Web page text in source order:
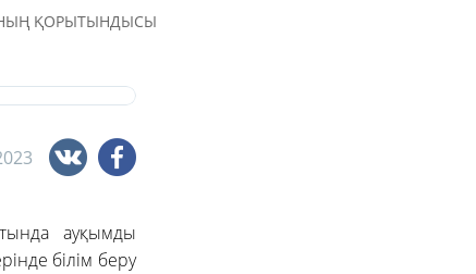
ҚОРЫТЫНДЫСЫ
ауқымды
білім беру